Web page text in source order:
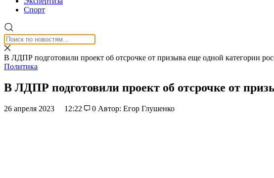
Спорт
В ЛДПР подготовили проект об отсрочке от призыва еще одной категории
Политика
В ЛДПР подготовили проект об отсрочке от
26 апреля 2023 12:22 0 Автор: Егор Глушенко